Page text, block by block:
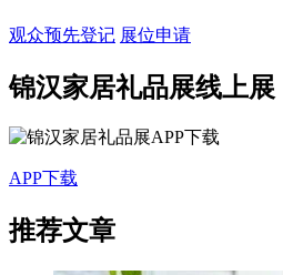
观众预先登记 展位申请
锦汉家居礼品展线上展
APP下载
推荐文章